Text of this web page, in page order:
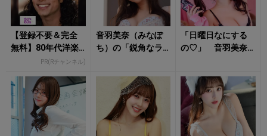
【登録不要＆完全
無料】80年代洋楽
がRチャンネルで見
PR(Rチャンネル)
音羽美奈（みなぽ
ち）の「鋭角なラ
「日曜日なにする
の♡」 音羽美奈
撃ち抜かれる！